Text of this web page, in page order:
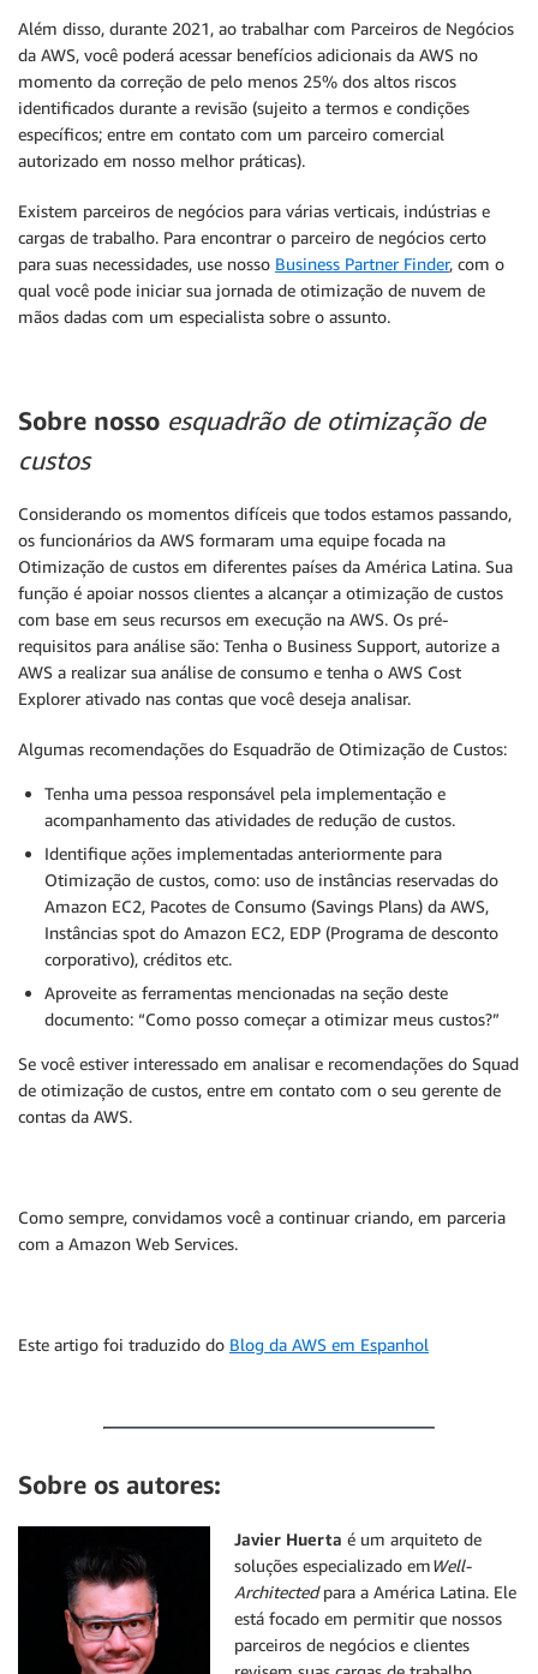
Além disso, durante 2021, ao trabalhar com Parceiros de Negócios
da AWS, você poderá acessar benefícios adicionais da AWS no
momento da correção de pelo menos 25% dos altos riscos
identificados durante a revisão (sujeito a termos e condições
específicos; entre em contato com um parceiro comercial
autorizado em nosso melhor práticas).
Existem parceiros de negócios para várias verticais, indústrias e
cargas de trabalho. Para encontrar o parceiro de negócios certo
para suas necessidades, use nosso Business Partner Finder, com o
qual você pode iniciar sua jornada de otimização de nuvem de
mãos dadas com um especialista sobre o assunto.
Sobre nosso esquadrão de otimização de
custos
Considerando os momentos difíceis que todos estamos passando,
os funcionários da AWS formaram uma equipe focada na
Otimização de custos em diferentes países da América Latina. Sua
função é apoiar nossos clientes a alcançar a otimização de custos
com base em seus recursos em execução na AWS. Os pré-
requisitos para análise são: Tenha o Business Support, autorize a
AWS a realizar sua análise de consumo e tenha o AWS Cost
Explorer ativado nas contas que você deseja analisar.
Algumas recomendações do Esquadrão de Otimização de Custos:
Tenha uma pessoa responsável pela implementação e
acompanhamento das atividades de redução de custos.
Identifique ações implementadas anteriormente para
Otimização de custos, como: uso de instâncias reservadas do
Amazon EC2, Pacotes de Consumo (Savings Plans) da AWS,
Instâncias spot do Amazon EC2, EDP (Programa de desconto
corporativo), créditos etc.
Aproveite as ferramentas mencionadas na seção deste
documento: “Como posso começar a otimizar meus custos?”
Se você estiver interessado em analisar e recomendações do Squad
de otimização de custos, entre em contato com o seu gerente de
contas da AWS.
Como sempre, convidamos você a continuar criando, em parceria
com a Amazon Web Services.
Este artigo foi traduzido do Blog da AWS em Espanhol
Sobre os autores:
Javier Huerta é um arquiteto de
soluções especializado emWell-
Architectedpara a América Latina. Ele
está focado em permitir que nossos
parceiros de negócios e clientes